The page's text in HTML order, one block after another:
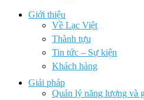
Giới thiệu
Về Lạc Việt
Thành tựu
Tin tức – Sự kiện
Khách hàng
Giải pháp
Quản lý năng lượng và